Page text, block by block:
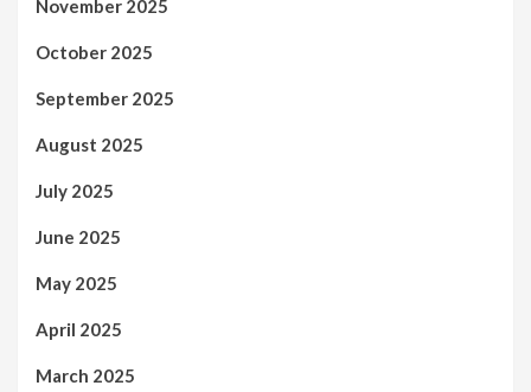
November 2025
October 2025
September 2025
August 2025
July 2025
June 2025
May 2025
April 2025
March 2025